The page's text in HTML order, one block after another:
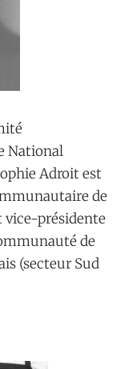
National
Adroit est
de
vice-présidente
de
(secteur Sud